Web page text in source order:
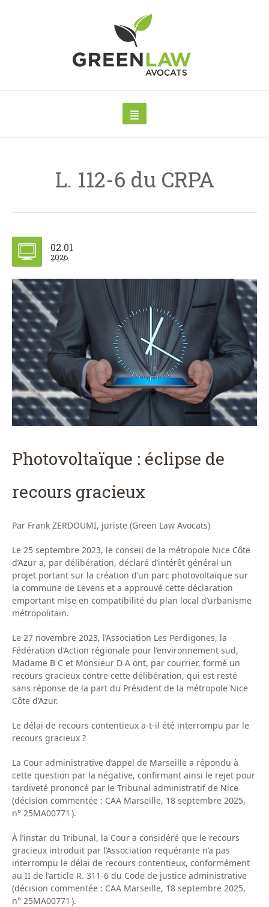
L. 112-6 du CRPA
02.01
2026
Photovoltaïque : éclipse de
recours gracieux
Par Frank ZERDOUMI, juriste (Green Law Avocats)
Le 25 septembre 2023, le conseil de la métropole Nice Côte
d’Azur a, par délibération, déclaré d’intérêt général un
projet portant sur la création d’un parc photovoltaïque sur
la commune de Levens et a approuvé cette déclaration
emportant mise en compatibilité du plan local d’urbanisme
métropolitain.
Le 27 novembre 2023, l’Association Les Perdigones, la
Fédération d’Action régionale pour l’environnement sud,
Madame B C et Monsieur D A ont, par courrier, formé un
recours gracieux contre cette délibération, qui est resté
sans réponse de la part du Président de la métropole Nice
Côte d’Azur.
Le délai de recours contentieux a-t-il été interrompu par le
recours gracieux ?
La Cour administrative d’appel de Marseille a répondu à
cette question par la négative, confirmant ainsi le rejet pour
tardiveté prononcé par le Tribunal administratif de Nice
(décision commentée : CAA Marseille, 18 septembre 2025,
n° 25MA00771 ).
À l’instar du Tribunal, la Cour a considéré que le recours
gracieux introduit par l’Association requérante n’a pas
interrompu le délai de recours contentieux, conformément
au II de l’article R. 311-6 du Code de justice administrative
(décision commentée : CAA Marseille, 18 septembre 2025,
n° 25MA00771 ).